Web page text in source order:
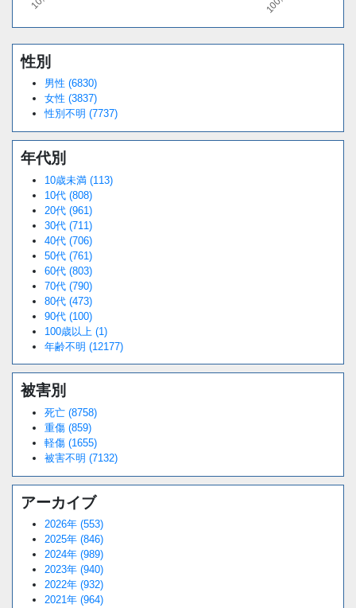
性別
男性 (6830)
女性 (3837)
性別不明 (7737)
年代別
10歳未満 (113)
10代 (808)
20代 (961)
30代 (711)
40代 (706)
50代 (761)
60代 (803)
70代 (790)
80代 (473)
90代 (100)
100歳以上 (1)
年齢不明 (12177)
被害別
死亡 (8758)
重傷 (859)
軽傷 (1655)
被害不明 (7132)
アーカイブ
2026年 (553)
2025年 (846)
2024年 (989)
2023年 (940)
2022年 (932)
2021年 (964)